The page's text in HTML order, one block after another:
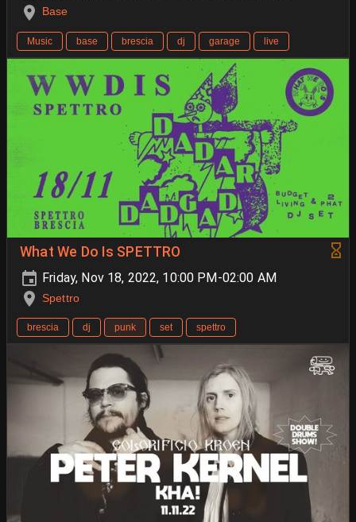
Base
Music base brescia dj garage live
What We Do Is SPETTRO
Friday, Nov 18, 2022, 10:00 PM-02:00 AM
Spettro
brescia dj punk set spettro